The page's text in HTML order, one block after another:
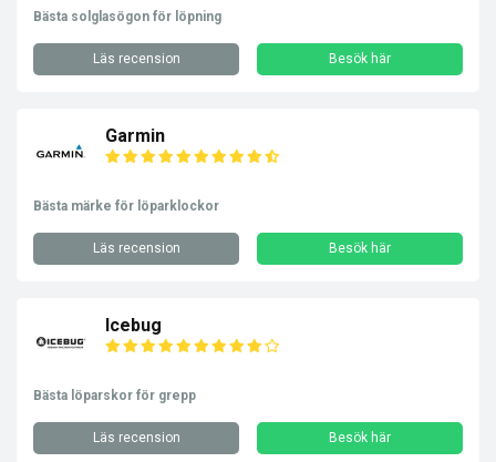
Bästa solglasögon för löpning
Läs recension Besök här
Garmin
Bästa märke för löparklockor
Läs recension Besök här
Icebug
Bästa löparskor för grepp
Läs recension Besök här